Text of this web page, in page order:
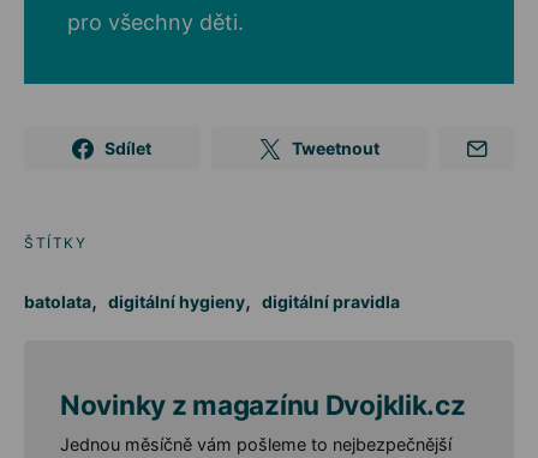
pro všechny děti.
Sdílet Tweetnout
ŠTÍTKY
batolata, digitální hygieny, digitální pravidla
Novinky z magazínu Dvojklik.cz
Jednou měsíčně vám pošleme to nejbezpečnější